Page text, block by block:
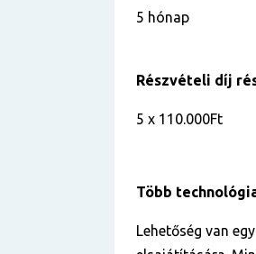
5 hónap
Részvételi díj
5 x 110.000Ft
Több
Lehetőség van